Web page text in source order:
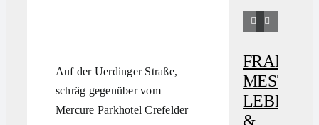
Auf der Uerdinger Straße,
schräg gegenüber vom
Mercure Parkhotel Crefelder
FRANZ
MESTRE
LEBEN
&